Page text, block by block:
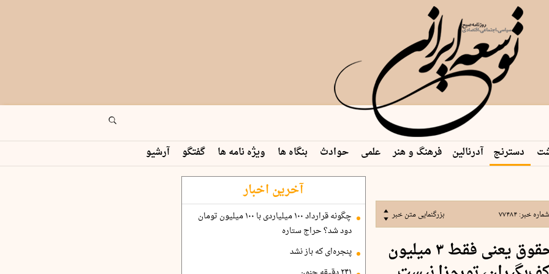
م…
دسترنج آدرنالین فرهنگ و هنر علمی حوادث بنگاه ها ویژه نامه ها گفتگو آرشیو
شماره خبر:۷۷۴۸۴ بزرگنمایی متن خبر
۴۵درصد افزایش حداقل حقوق یعنی فقط ۳ میلیون
آخرین اخبار
چگونه قرارداد ۱۰۰ میلیاردی با ۱۰۰ میلیون تومان
دود شد؟ حراج ستاره
پنجره‌ای که باز نشد